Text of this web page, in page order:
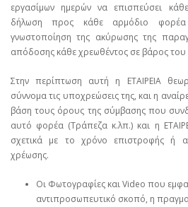
εργασίμων ημερών να επισπεύσει
δήλωση προς κάθε αρμόδιο
γνωστοποίηση της ακύρωσης της
απόδοσης κάθε χρεωθέντος σε βάρος
Στην περίπτωση αυτή η ΕΤΑΙΡΕΙΑ
σύννομα τις υποχρεώσεις της, και η
βάση τους όρους της σύμβασης που
αυτό φορέα (Τράπεζα κ.λπ.) και η
σχετικά με το χρόνο επιστροφής ή
χρέωσης.
Οι Φωτογραφίες και Video που
αντιπροσωπευτικό σκοπό, η